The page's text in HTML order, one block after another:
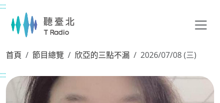
主要內容區塊
:::
首頁 節目總覽 欣亞的三點不漏
2026/07/08 (三)
:::